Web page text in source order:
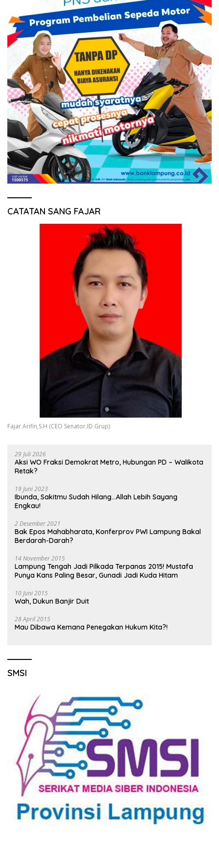
CATATAN SANG FAJAR
Fajar Arifin,S.H (CEO Senator.ID Grup)
29 Juli 2026
Aksi WO Fraksi Demokrat Metro, Hubungan PD – Walikota
Retak?
19 Juni 2023
Ibunda, Sakitmu Sudah Hilang…Allah Lebih Sayang
Engkau!
2 Desember 2021
Bak Epos Mahabharata, Konferprov PWI Lampung Bakal
Berdarah-Darah?
14 November 2015
Lampung Tengah Jadi Pilkada Terpanas 2015! Mustafa
Punya Kans Paling Besar, Gunadi Jadi Kuda Hitam
10 Juni 2015
Wah, Dukun Banjir Duit
28 April 2015
Mau Dibawa Kemana Penegakan Hukum Kita?!
SMSI